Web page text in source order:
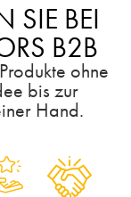
SIE BEI
B2B
ohne
bis zur
Hand.